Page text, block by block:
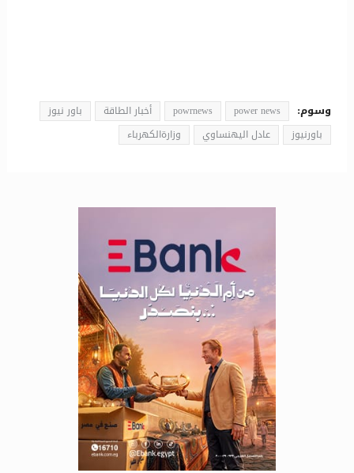
وسوم: power news
powrnews أخبار الطاقة
باور نيوز
باورنيوز
عادل اليهنساوي وزارةالكهرباء